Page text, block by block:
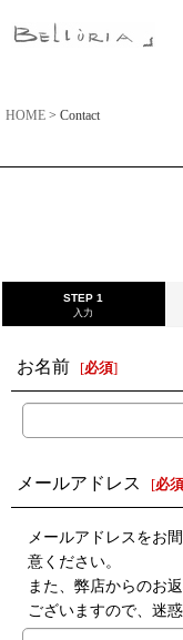
HOME > Contact
STEP 1
入力
お名前 [必須]
メールアドレス [必須
メールアドレスをお
意ください。
また、弊店からのお
ございますので、迷